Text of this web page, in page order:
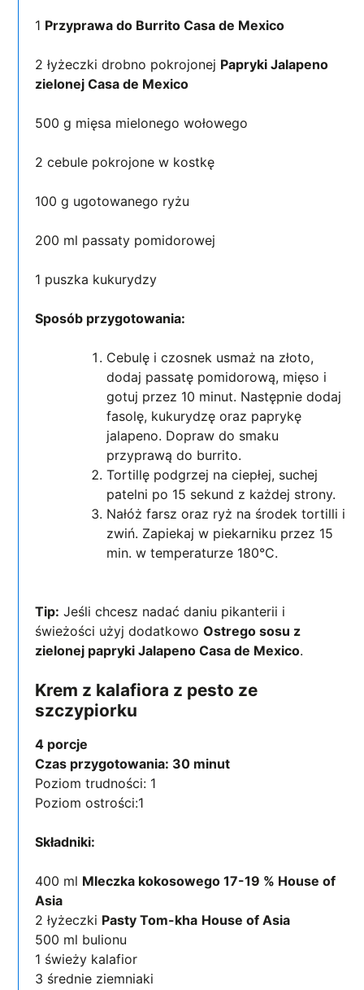
1 Przyprawa do Burrito Casa de Mexico
2 łyżeczki drobno pokrojonej Papryki Jalapeno
zielonej Casa de Mexico
500 g mięsa mielonego wołowego
2 cebule pokrojone w kostkę
100 g ugotowanego ryżu
200 ml passaty pomidorowej
1 puszka kukurydzy
Sposób przygotowania:
Cebulę i czosnek usmaż na złoto,
dodaj passatę pomidorową, mięso i
gotuj przez 10 minut. Następnie dodaj
fasolę, kukurydzę oraz paprykę
jalapeno. Dopraw do smaku
przyprawą do burrito.
Tortillę podgrzej na ciepłej, suchej
patelni po 15 sekund z każdej strony.
Nałóż farsz oraz ryż na środek tortilli i
zwiń. Zapiekaj w piekarniku przez 15
min. w temperaturze 180°C.
Tip: Jeśli chcesz nadać daniu pikanterii i
świeżości użyj dodatkowoOstrego sosu z
zielonej papryki Jalapeno Casa de Mexico.
Krem z kalafiora z pesto ze
szczypiorku
4 porcje
Czas przygotowania: 30 minut
Poziom trudności: 1
Poziom ostrości:1
Składniki:
400 ml Mleczka kokosowego 17-19 % House of
Asia
2 łyżeczki Pasty Tom-kha House of Asia
500 ml bulionu
1 świeży kalafior
3 średnie ziemniaki